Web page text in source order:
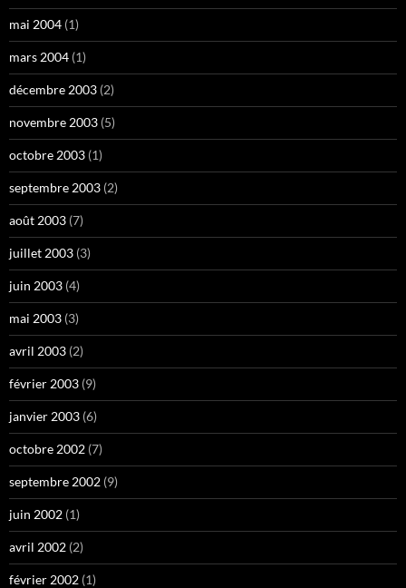
mai 2004 (1)
mars 2004 (1)
décembre 2003 (2)
novembre 2003 (5)
octobre 2003 (1)
septembre 2003 (2)
août 2003 (7)
juillet 2003 (3)
juin 2003 (4)
mai 2003 (3)
avril 2003 (2)
février 2003 (9)
janvier 2003 (6)
octobre 2002 (7)
septembre 2002 (9)
juin 2002 (1)
avril 2002 (2)
février 2002 (1)